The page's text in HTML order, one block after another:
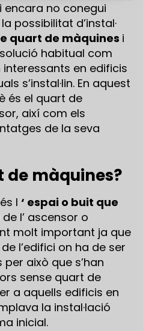
encara no conegui
possibilitat d’instal·
quart de màquines i
habitual com
en edificis
s’instal·lin. En aquest
és el quart de
així com els
de la seva
de màquines?
l ‘ espai o buit que
de l’ ascensor o
molt important ja que
l’edifici on ha de ser
per això que s’han
sense quart de
a aquells edificis en
la instal·lació
inicial.